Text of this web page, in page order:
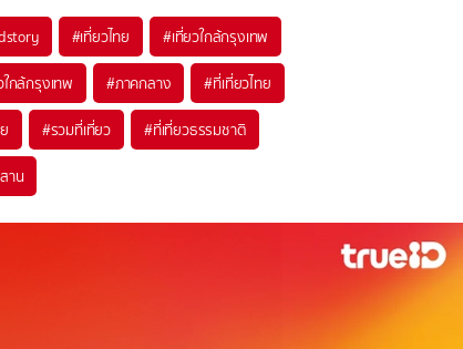
#เที่ยวไทย #เที่ยวใกล้กรุงเทพ
กล้กรุงเทพ #ภาคกลาง #ที่เที่ยวไทย
#รวมที่เที่ยว #ที่เที่ยวธรรมชาติ
าน